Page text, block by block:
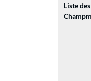
Liste